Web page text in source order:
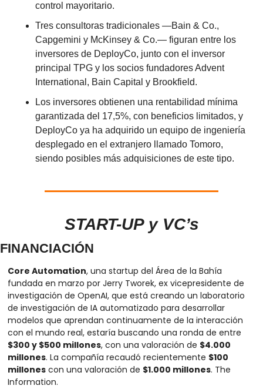
control mayoritario.
Tres consultoras tradicionales —Bain & Co.,
Capgemini y McKinsey & Co.— figuran entre los
inversores de DeployCo, junto con el inversor
principal TPG y los socios fundadores Advent
International, Bain Capital y Brookfield.
Los inversores obtienen una rentabilidad mínima
garantizada del 17,5%, con beneficios limitados, y
DeployCo ya ha adquirido un equipo de ingeniería
desplegado en el extranjero llamado Tomoro,
siendo posibles más adquisiciones de este tipo.
START-UP y VC’s
FINANCIACIÓN
Core Automation, una startup del Área de la Bahía
fundada en marzo por Jerry Tworek, ex vicepresidente de
investigación de OpenAI, que está creando un laboratorio
de investigación de IA automatizado para desarrollar
modelos que aprendan continuamente de la interacción
$300 y $500 millones, con una valoración de $4.000
millones. La compañía recaudó recientemente $100
millones con una valoración de $1.000 millones. The
Information.